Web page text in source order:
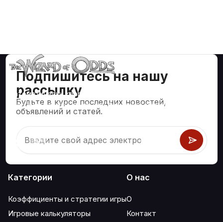
Подпишитесь на нашу
рассылку
Будьте в курсе последних новостей,
объявлений и статей.
Математически корректные стратегии и информация
для таких азартных игр, как блэкджек, крэпс, рулетка и
сотни других.
Категории
Коэффициенты и стратегии игры
Игровые калькуляторы
О нас
О
Контакт